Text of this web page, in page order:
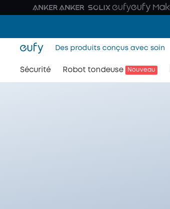
Des produits conçus avec soin
Sécurité Robot tondeuse Nouveau